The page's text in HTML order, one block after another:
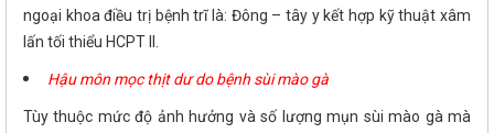
ngoại khoa điều trị bệnh trĩ là: Đông – tây y kết hợp kỹ thuật xâm
lấn tối thiểu HCPT II.
Hậu môn mọc thịt dư do bệnh sùi mào gà
Tùy thuộc mức độ ảnh hưởng và số lượng mụn sùi mào gà mà